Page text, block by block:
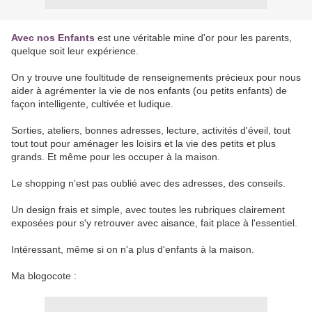
Avec nos Enfants est une véritable mine d'or pour les parents,
quelque soit leur expérience.
On y trouve une foultitude de renseignements précieux pour nous
aider à agrémenter la vie de nos enfants (ou petits enfants) de
façon intelligente, cultivée et ludique.
Sorties, ateliers, bonnes adresses, lecture, activités d'éveil, tout
tout tout pour aménager les loisirs et la vie des petits et plus
grands. Et même pour les occuper à la maison.
Le shopping n'est pas oublié avec des adresses, des conseils.
Un design frais et simple, avec toutes les rubriques clairement
exposées pour s'y retrouver avec aisance, fait place à l'essentiel.
Intéressant, même si on n'a plus d'enfants à la maison.
Ma blogocote :